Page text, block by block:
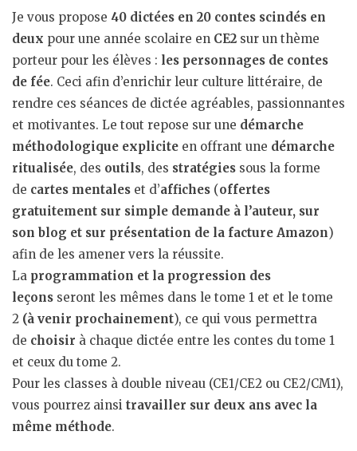
Je vous propose 40 dictées en 20 contes scindés en
deux pour une année scolaire en CE2 sur un thème
porteur pour les élèves : les personnages de contes
de fée. Ceci afin d’enrichir leur culture littéraire, de
rendre ces séances de dictée agréables, passionnantes
et motivantes. Le tout repose sur une démarche
méthodologique explicite en offrant une démarche
ritualisée, des outils, des stratégies sous la forme
de cartes mentales et d’affiches (offertes
gratuitement sur simple demande à l’auteur, sur
son blog et sur présentation de la facture Amazon)
afin de les amener vers la réussite.
La programmation et la progression des
leçons seront les mêmes dans le tome 1 et et le tome
2 (à venir prochainement), ce qui vous permettra
de choisir à chaque dictée entre les contes du tome 1
et ceux du tome 2.
Pour les classes à double niveau (CE1/CE2 ou CE2/CM1),
vous pourrez ainsi travailler sur deux ans avec la
même méthode.